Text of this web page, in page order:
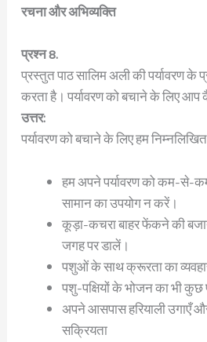
रचना और अभिव्यक्ति
प्रश्न 8.
प्रस्तुत पाठ सालिम अली की पर्यावरण के
करता है। पर्यावरण को बचाने के लिए
उत्तर:
पर्यावरण को बचाने के लिए हम
हम अपने पर्यावरण को कम-से-
सामान का उपयोग न करें।
कूड़ा-कचरा बाहर फेंकने की
जगह पर डालें।
पशुओं के साथ क्रूरता का
पशु-पक्षियों के भोजन का भी
अपने आसपास हरियाली उगाएँ
सक्रियता